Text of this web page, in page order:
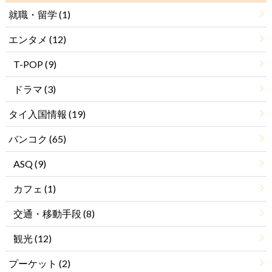
就職・留学 (1)
エンタメ (12)
T-POP(9)
ドラマ (3)
タイ入国情報 (19)
バンコク (65)
ASQ(9)
カフェ (1)
交通・移動手段(8)
観光(12)
プーケット (2)